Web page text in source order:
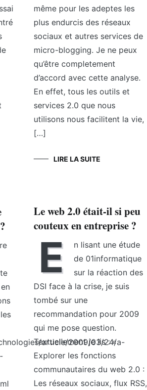
même pour les adeptes les
plus endurcis des réseaux
sociaux et autres services de
micro-blogging. Je ne peux
qu’être completement
d’accord avec cette analyse.
En effet, tous les outils et
services 2.0 que nous
utilisons nous facilitent la vie,
[…]
LIRE LA SUITE
article/2009/03/24/a-
Le web 2.0 était-il si peu
couteux en entreprise ?
E
n lisant une étude
de 01informatique
sur la réaction des
DSI face à la crise, je suis
tombé sur une
recommandation pour 2009
qui me pose question.
Textuellement je lis : «
Explorer les fonctions
communautaires du web 2.0 :
Les réseaux sociaux, flux RSS,